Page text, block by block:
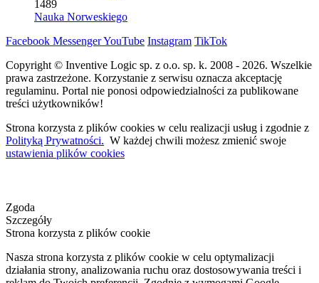
1489
Nauka Norweskiego
Facebook MessengerYouTube Instagram TikTok
Copyright © Inventive Logic sp. z o.o. sp. k. 2008 - 2026. Wszelkie
prawa zastrzeżone. Korzystanie z serwisu oznacza akceptację
regulaminu. Portal nie ponosi odpowiedzialności za publikowane
treści użytkowników!
Strona korzysta z plików cookies w celu realizacji usług i zgodnie z
Polityką Prywatności. W każdej chwili możesz zmienić swoje
ustawienia plików cookies
Zgoda
Szczegóły
Strona korzysta z plików cookie
Nasza strona korzysta z plików cookie w celu optymalizacji
działania strony, analizowania ruchu oraz dostosowywania treści i